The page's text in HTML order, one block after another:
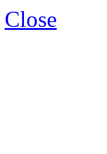
Close